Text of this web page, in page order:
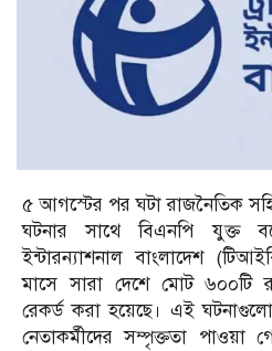
৫ আগস্টের পর ঘটা রাজনৈতিক
ঘটনার সাথে বিএনপি যুক্ত বলে
ইন্টারন্যাশনাল বাংলাদেশ
মাসে সারা দেশে মোট ৬০০টি
রেকর্ড করা হয়েছে। এই
নেতাকর্মীদের সম্পৃক্ততা পাওয়া